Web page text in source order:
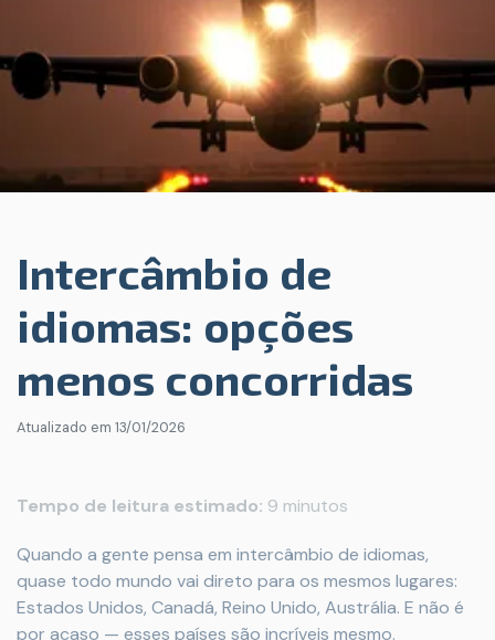
Intercâmbio de
idiomas: opções
menos concorridas
Atualizado em 13/01/2026
Tempo de leitura estimado: 9 minutos
Quando a gente pensa em intercâmbio de idiomas,
quase todo mundo vai direto para os mesmos lugares:
Estados Unidos, Canadá, Reino Unido, Austrália. E não é
por acaso — esses países são incríveis mesmo.